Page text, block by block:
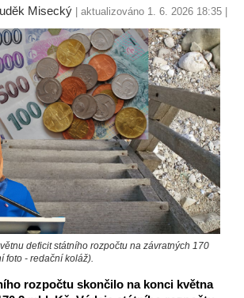
Misecký | aktualizováno 1. 6. 2026 18:35 |
deficit státního rozpočtu na závratných 170
foto - redační koláž).
rozpočtu skončilo na konci května